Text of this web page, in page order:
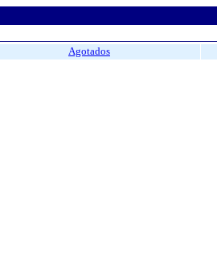
Agotados